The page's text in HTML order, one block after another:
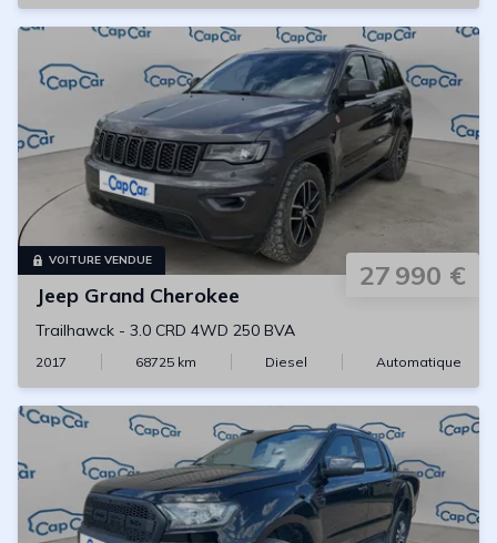
VOITURE VENDUE 27 990 €
Jeep Grand Cherokee
Trailhawck - 3.0 CRD 4WD 250 BVA
2017 68725 km Diesel Automatique